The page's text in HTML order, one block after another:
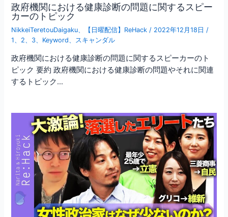
政府機関における健康診断の問題に関するスピー
カーのトピック
NikkeiTeretouDaigaku 【日曜配信】ReHack / 2022年12月18日 /
1
2 3 Keyword スキャンダル
政府機関における健康診断の問題に関するスピーカーのト
ピック 要約 政府機関における健康診断の問題やそれに関連
するトピック…